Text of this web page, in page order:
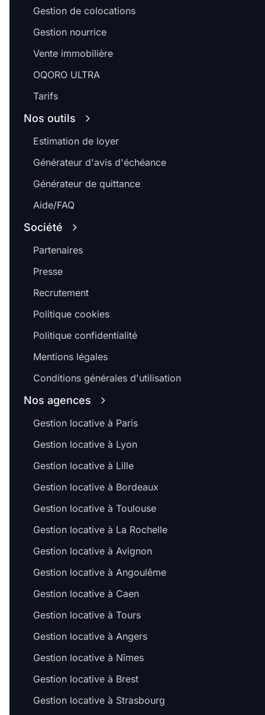
Gestion de colocations
Gestion nourrice
Vente immobilière
OQORO ULTRA
Tarifs
Nos outils
Estimation de loyer
Générateur d'avis d'échéance
Générateur de quittance
Aide/FAQ
Société
Partenaires
Presse
Recrutement
Politique cookies
Politique confidentialité
Mentions légales
Conditions générales d'utilisation
Nos agences
Gestion locative à Paris
Gestion locative à Lyon
Gestion locative à Lille
Gestion locative à Bordeaux
Gestion locative à Toulouse
Gestion locative à La Rochelle
Gestion locative à Avignon
Gestion locative à Angoulême
Gestion locative à Caen
Gestion locative à Tours
Gestion locative à Angers
Gestion locative à Nîmes
Gestion locative à Brest
Gestion locative à Strasbourg